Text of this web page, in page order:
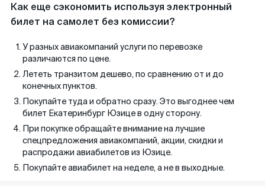
Как еще сэкономить используя электронный
билет на самолет без комиссии?
У разных авиакомпаний услуги по перевозке
различаются по цене.
Лететь транзитом дешево, по сравнению от и до
конечных пунктов.
Покупайте туда и обратно сразу. Это выгоднее чем
билет Екатеринбург Юзице в одну сторону.
При покупке обращайте внимание на лучшие
спецпредложения авиакомпаний, акции, скидки и
распродажи авиабилетов из Юзице.
Покупайте авиабилет на неделе, а не в выходные.